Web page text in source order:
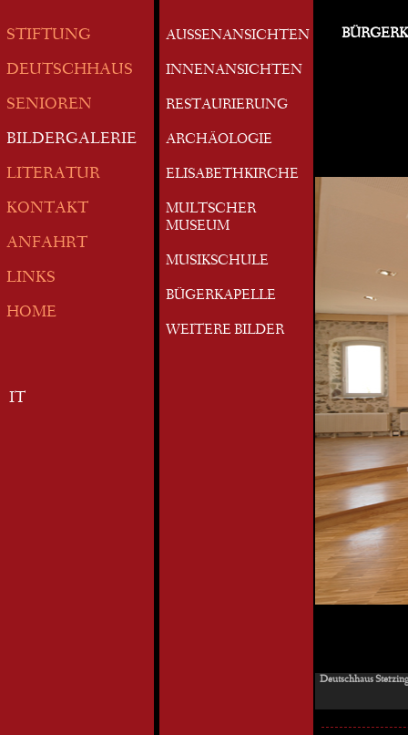
STIFTUNG
DEUTSCHHAUS
SENIOREN
BILDERGALERIE
LITERATUR
KONTAKT
ANFAHRT
LINKS
HOME
IT
AUSSENANSICHTEN
INNENANSICHTEN
RESTAURIERUNG
ARCHÄOLOGIE
ELISABETHKIRCHE
MULTSCHER
MUSEUM
MUSIKSCHULE
BÜGERKAPELLE
WEITERE BILDER
Deutschhaus